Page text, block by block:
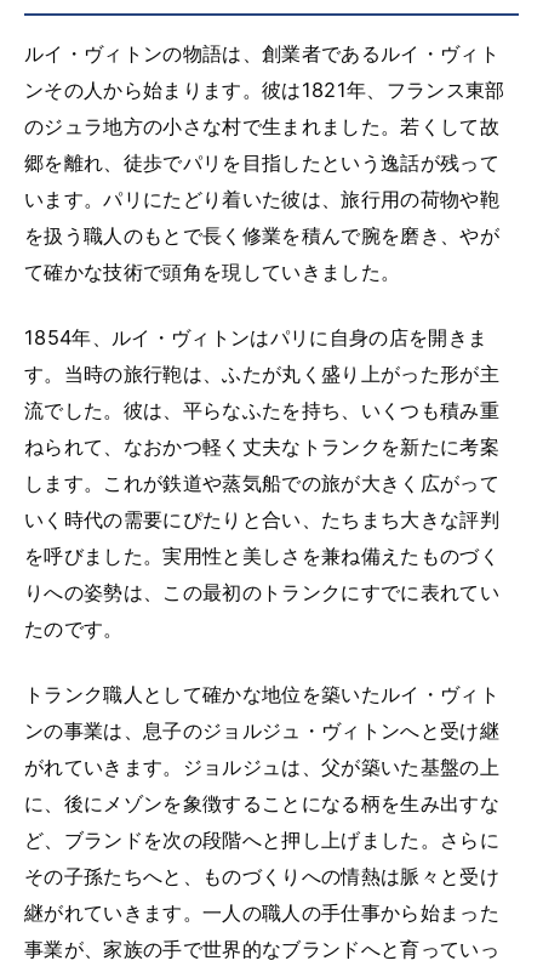
ルイ・ヴィトンの物語は、創業者であるルイ・ヴィト
ンその人から始まります。彼は1821年、フランス東部
のジュラ地方の小さな村で生まれました。若くして故
郷を離れ、徒歩でパリを目指したという逸話が残って
います。パリにたどり着いた彼は、旅行用の荷物や鞄
を扱う職人のもとで長く修業を積んで腕を磨き、やが
て確かな技術で頭角を現していきました。
1854年、ルイ・ヴィトンはパリに自身の店を開きま
す。当時の旅行鞄は、ふたが丸く盛り上がった形が主
流でした。彼は、平らなふたを持ち、いくつも積み重
ねられて、なおかつ軽く丈夫なトランクを新たに考案
します。これが鉄道や蒸気船での旅が大きく広がって
いく時代の需要にぴたりと合い、たちまち大きな評判
を呼びました。実用性と美しさを兼ね備えたものづく
りへの姿勢は、この最初のトランクにすでに表れてい
たのです。
トランク職人として確かな地位を築いたルイ・ヴィト
ンの事業は、息子のジョルジュ・ヴィトンへと受け継
がれていきます。ジョルジュは、父が築いた基盤の上
に、後にメゾンを象徴することになる柄を生み出すな
ど、ブランドを次の段階へと押し上げました。さらに
その子孫たちへと、ものづくりへの情熱は脈々と受け
継がれていきます。一人の職人の手仕事から始まった
事業が、家族の手で世界的なブランドへと育っていっ